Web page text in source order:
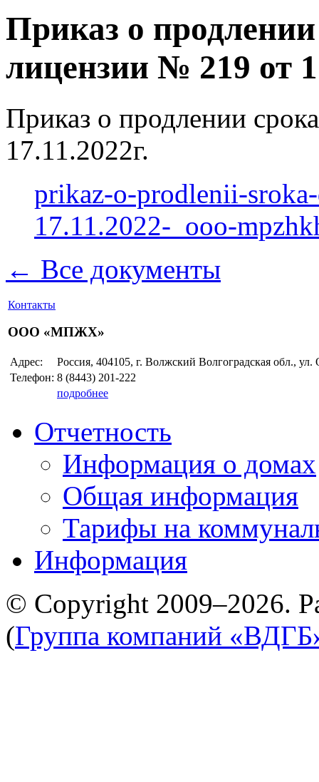
Приказ о
лицензии № 219 от
Приказ о продлении
17.11.2022г.
prikaz-o-prodlenii-
17.11.2022-_ooo-
← Все документы
Контакты
ООО «МПЖХ»
Адрес:
Россия, 404105, г. Волжский Волгоградская обл., ул.
Телефон: 8 (8443) 201-222
подробнее
Отчетность
Информация о домах
Общая информация
Тарифы на
Информация
© Copyright 2009–2026.
(Группа компаний